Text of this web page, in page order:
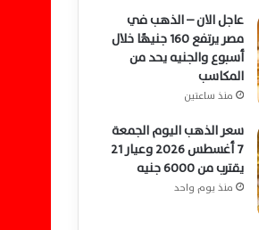
عاجل الان – الذهب في
مصر يرتفع 160 جنيهًا خلال
أسبوع والجنيه يحد من
المكاسب
منذ ساعتين
سعر الذهب اليوم الجمعة
7 أغسطس 2026 وعيار 21
يقترب من 6000 جنيه
منذ يوم واحد